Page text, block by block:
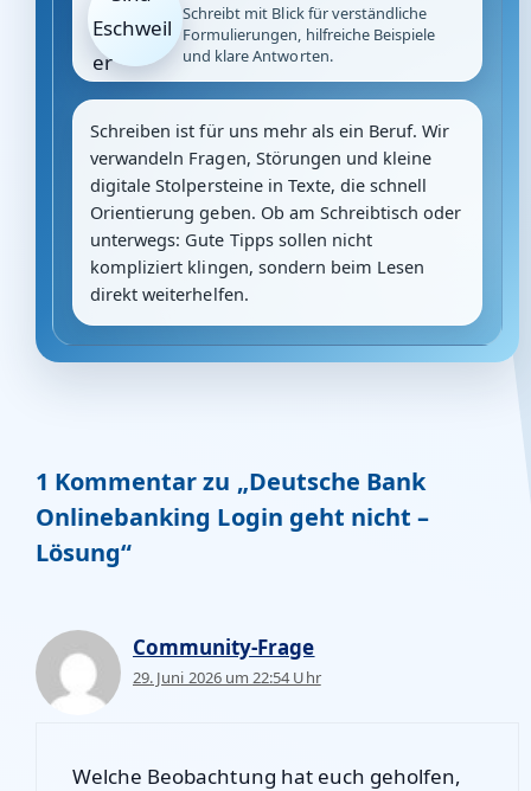
Schreibt mit Blick für verständliche
Formulierungen, hilfreiche Beispiele
und klare Antworten.
Schreiben ist für uns mehr als ein Beruf. Wir
verwandeln Fragen, Störungen und kleine
digitale Stolpersteine in Texte, die schnell
Orientierung geben. Ob am Schreibtisch oder
unterwegs: Gute Tipps sollen nicht
kompliziert klingen, sondern beim Lesen
direkt weiterhelfen.
1 Kommentar zu „Deutsche Bank
Onlinebanking Login geht nicht –
Lösung“
Community-Frage
29. Juni 2026 um 22:54 Uhr
Welche Beobachtung hat euch geholfen,